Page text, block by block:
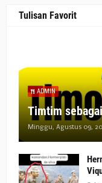
Tulisan Favorit
ADMIN
Timtim
Minggu, Agustus 09,